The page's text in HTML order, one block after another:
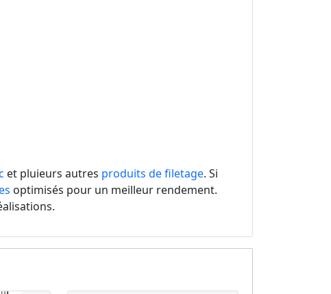
et pluieurs autres produits de filetage. Si
optimisés pour un meilleur rendement.